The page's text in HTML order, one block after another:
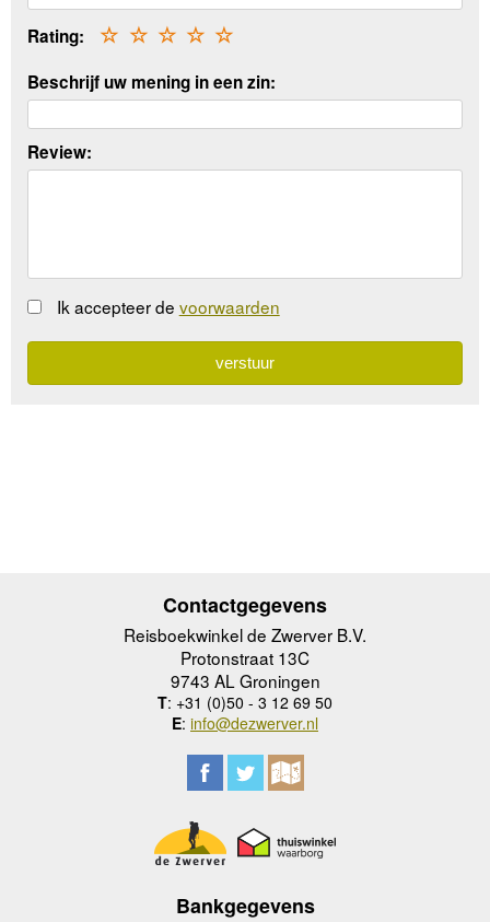
Rating: ☆
☆
☆
☆
☆
Beschrijf uw mening in een zin:
Review:
Ik accepteer de voorwaarden
Contactgegevens
Reisboekwinkel de Zwerver B.V.
Protonstraat 13C
9743 AL Groningen
T: +31 (0)50 - 3 12 69 50
E: info@dezwerver.nl
Bankgegevens